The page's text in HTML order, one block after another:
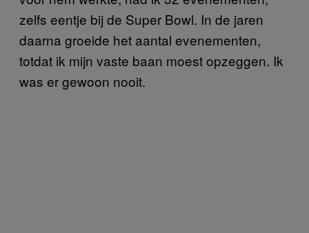
zelfs eentje bij de Super Bowl. In de jaren
daarna groeide het aantal evenementen,
totdat ik mijn vaste baan moest opzeggen. Ik
was er gewoon nooit.